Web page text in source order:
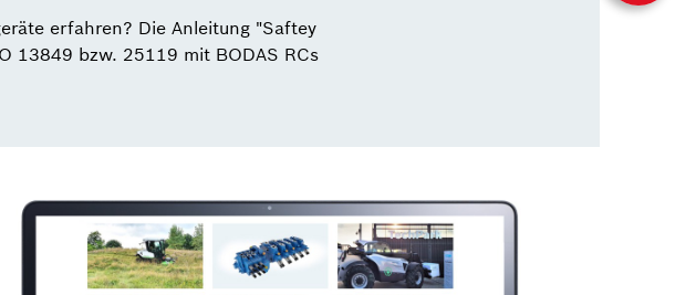
erfahren? Die Anleitung "Saftey
13849 bzw. 25119 mit BODAS RCs